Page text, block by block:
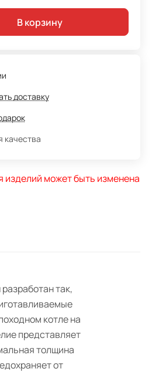
В корзину
доставку
качества
изделий может быть изменена
так,
котле на
представляет
толщина
от